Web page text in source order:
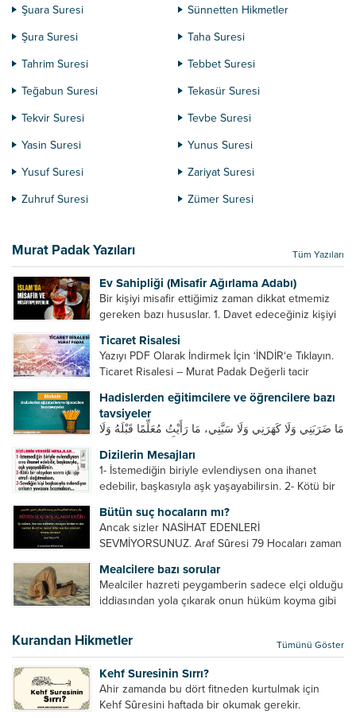
Şuara Suresi
Sünnetten Hikmetler
Şura Suresi
Taha Suresi
Tahrim Suresi
Tebbet Suresi
Teğabun Suresi
Tekasür Suresi
Tekvir Suresi
Tevbe Suresi
Yasin Suresi
Yunus Suresi
Yusuf Suresi
Zariyat Suresi
Zuhruf Suresi
Zümer Suresi
Murat Padak Yazıları Tüm Yazıları
Ev Sahipliği (Misafir Ağırlama Adabı)
Bir kişiyi misafir ettiğimiz zaman dikkat etmemiz
gereken bazı hususlar. 1. Davet edeceğiniz kişiyi
önce, bir hafta önce veya gün içinde davet edin....
Ticaret Risalesi
Yazıyı PDF Olarak İndirmek İçin ‘İNDİR‘e Tıklayın.
Ticaret Risalesi – Murat Padak Değerli tacir
ticaret yapmaktır. Peygamber efendimiz de ticaret
yapmıştır. Hz. Hatice...
Hadislerden eğitimcilere ve öğrencilere bazı
tavsiyeler
مَا ضَرَبَنِي وَلَا كَهَرَنِي وَلَا سَبَّنِي، مَا رَأَيْتُ مُعَلِّمًا قَبْلَهُ وَلَا
ve sellem beni dövmedi, azarlamadı ve bana
sövmedi. Ben ne ondan önce...
Dizilerin Mesajları
1- İstemediğin biriyle evlendiysen ona ihanet
edebilir, başkasıyla aşk yaşayabilirsin. 2- Kötü bir
Sevdiğin kişi başkasıyla evlendiyse onların
yuvasını bozmalısın. 4- Hiçbir dizide...
Bütün suç hocaların mı?
Ancak sizler NASİHAT EDENLERİ
SEVMİYORSUNUZ. Araf Sûresi 79 Hocaları zaman
geliştirmeleri hususunda bazen açık bazen gizli
tenkitlerde bulunmuşuzdur. Örneğin hocalarda
olması gereken hususları sıralar ve...
Mealcilere bazı sorular
Mealciler hazreti peygamberin sadece elçi olduğu
iddiasından yola çıkarak onun hüküm koyma gibi
elçilik yaptığı makam adına teşri yapamaz. Sadece
elçi kelimesinin manasından...
Kurandan Hikmetler Tümünü Göster
Kehf Suresinin Sırrı?
Ahir zamanda bu dört fitneden kurtulmak için
Kehf Sûresini haftada bir okumak gerekir.